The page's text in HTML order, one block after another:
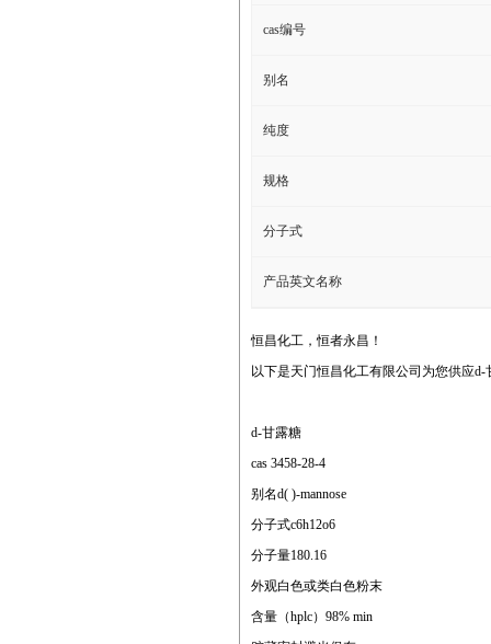
cas编号
别名
纯度
规格
分子式
产品英文名称
恒昌化工，恒者永昌！
以下是天门恒昌化工有限公司为您供应
d-甘露糖
cas 3458-28-4
别名d( )-mannose
分子式c6h12o6
分子量180.16
外观白色或类白色粉末
含量（hplc）98% min